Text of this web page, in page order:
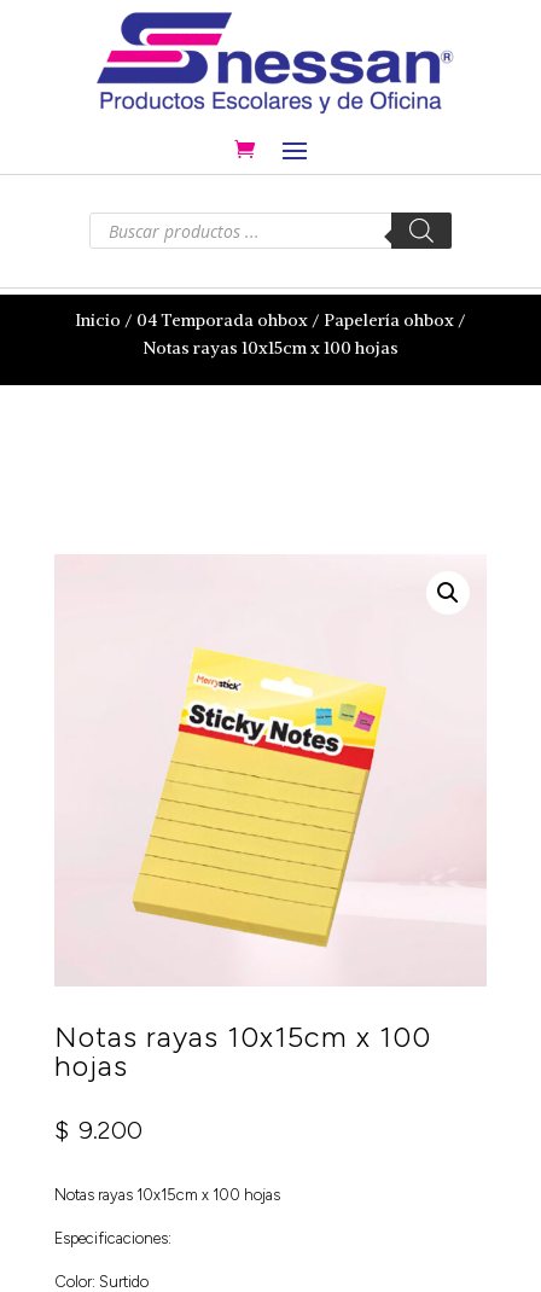
Búsqueda
productos
Inicio / 04 Temporada ohbox/ Papelería ohbox/
Notas rayas 10x15cm x 100 hojas
Notas rayas 10x15cm x 100
hojas
$ 9.200
Notas rayas 10x15cm x 100 hojas
Especificaciones:
Color: Surtido